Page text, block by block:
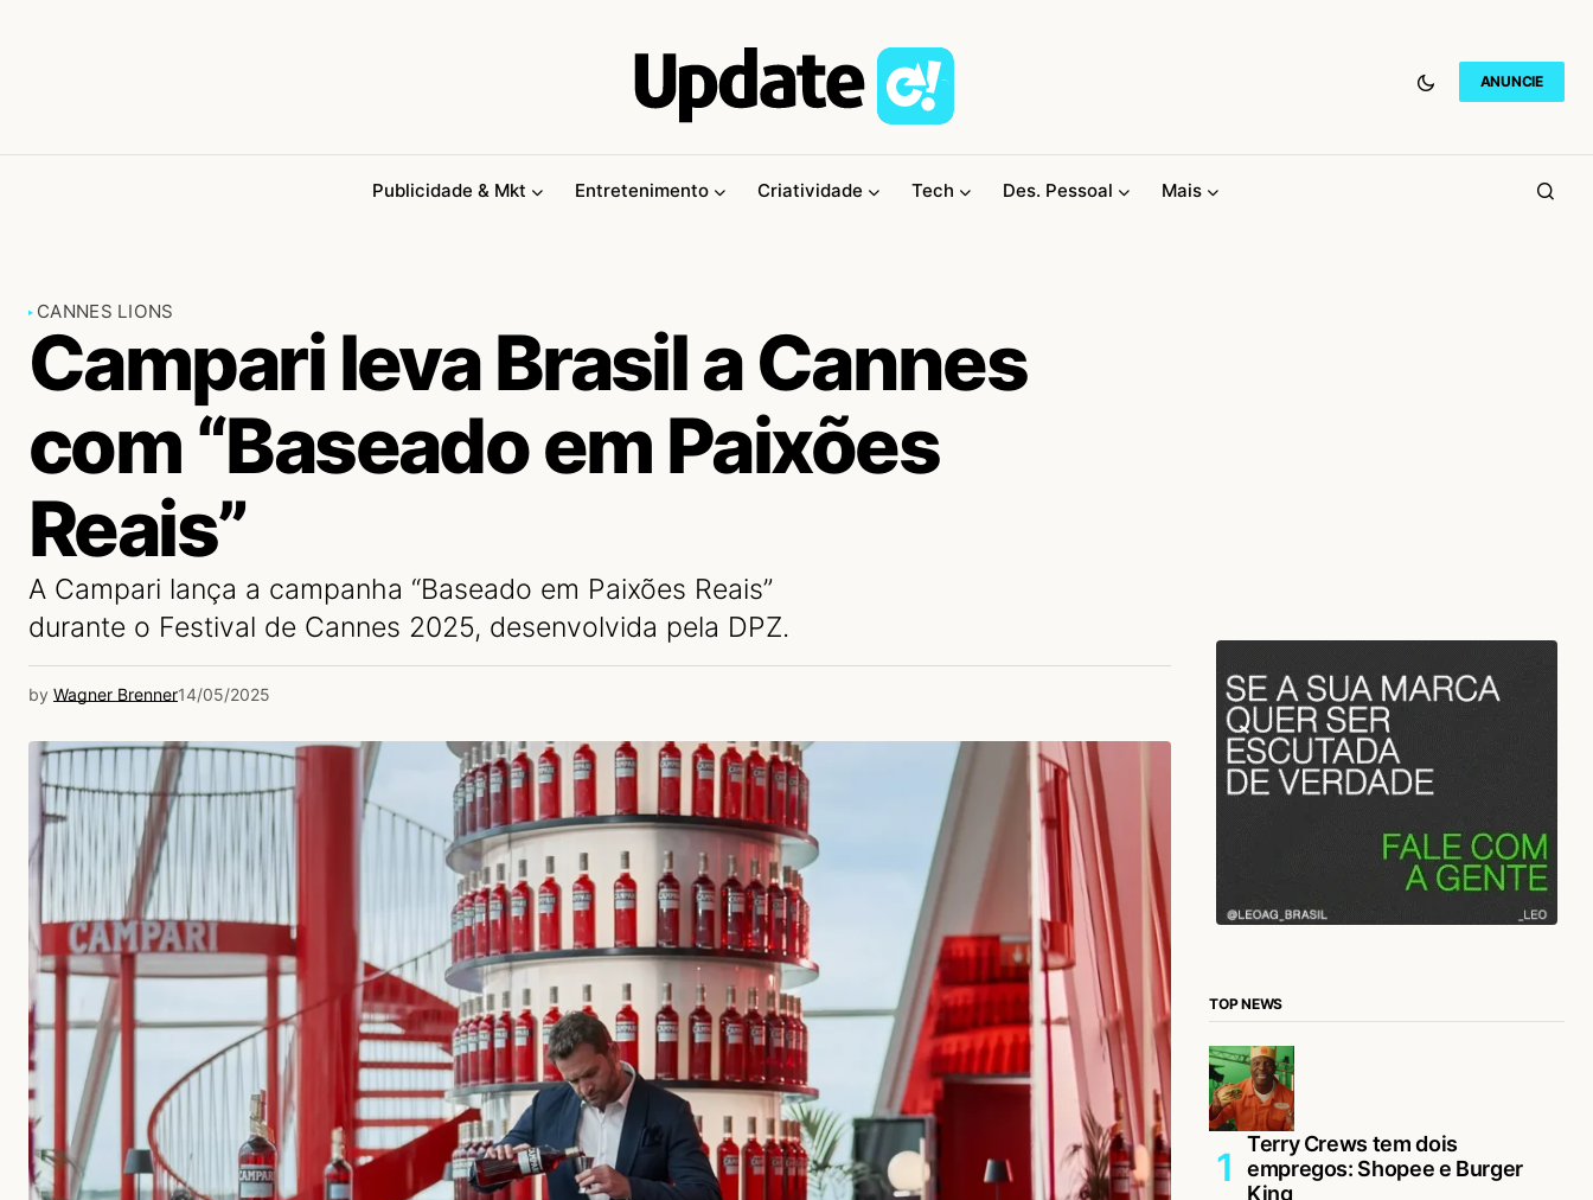
ANUNCIE
Publicidade & Mkt Entretenimento Criatividade Tech Des. Pessoal Mais
CANNES LIONS
Campari leva Brasil a Cannes
com “Baseado em Paixões
Reais”
A Campari lança a campanha “Baseado em Paixões Reais”
durante o Festival de Cannes 2025, desenvolvida pela DPZ.
by Wagner Brenner14/05/2025
TOP NEWS
Terry Crews tem dois
empregos: Shopee e Burger
King